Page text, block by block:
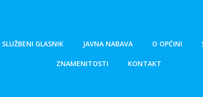
SLUŽBENI GLASNIK JAVNA NABAVA O OPĆINI
ZNAMENITOSTI KONTAKT